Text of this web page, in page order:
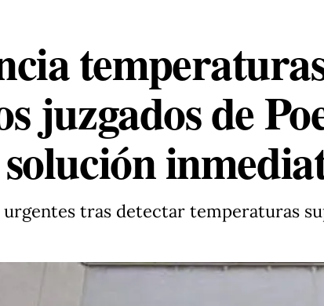
juzgados de
urgentes tras detectar temperaturas